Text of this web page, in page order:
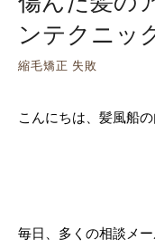
ンテクニッ
縮毛矯正 失敗
こんにちは、髪風船の
毎日、多くの相談メ